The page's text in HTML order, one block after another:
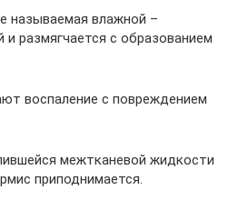
называемая влажной –
и размягчается с образованием
воспаление с повреждением
межтканевой жидкости
приподнимается.